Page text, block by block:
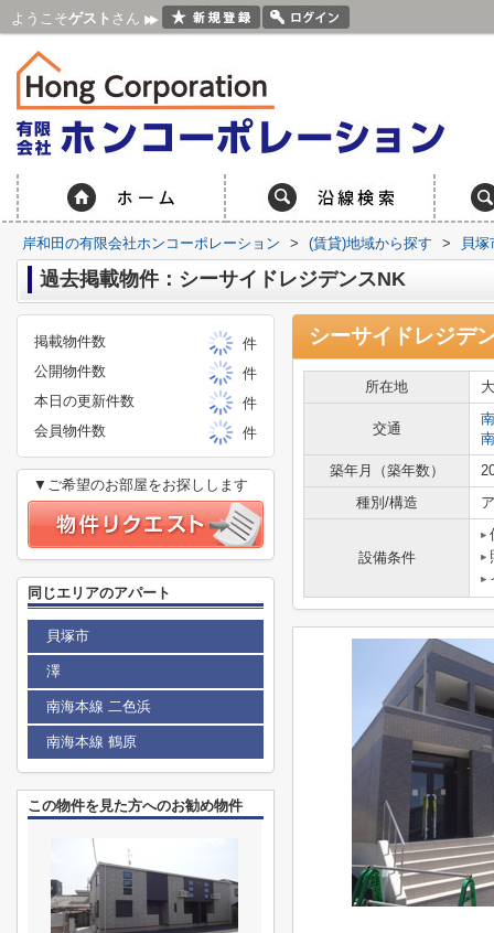
ようこそゲスト さん
岸和田の有限会社ホンコーポレーション > (賃貸)地域から探す > 貝塚
過去掲載物件：シーサイドレジデンスNK
シーサイドレジデ
所在地
交通
築年月（築年数）
種別/構造
設備条件
掲載物件数
件
公開物件数
件
本日の更新件数
件
会員物件数
件
▼ご希望のお部屋をお探しします
同じエリアのアパート
貝塚市
澤
南海本線 二色浜
南海本線 鶴原
この物件を見た方へのお勧め物件